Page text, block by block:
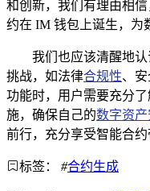
和创新，我们有理由相
约在 IM 钱包上诞生，为
我们也应该清醒地
挑战，如法律合规性、
功能时，用户需要充分
施，确保自己的数字资
前行，充分享受智能合约
标签： #合约生成